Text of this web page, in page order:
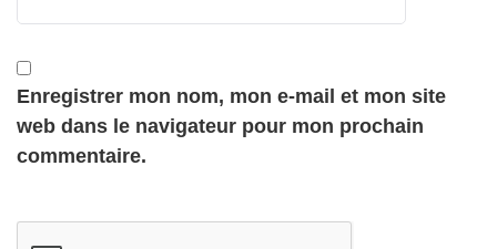
Enregistrer mon nom, mon e-mail et mon site
web dans le navigateur pour mon prochain
commentaire.